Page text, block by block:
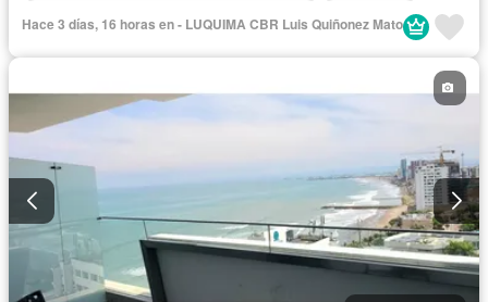
Electricidad
Internet
Piscina
Agua
Hace 3 días, 16 horas en - LUQUIMA CBR Luis Quiñonez Mato